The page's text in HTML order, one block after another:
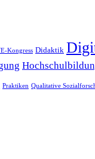
Kongress Didaktik
Praktiken Qualitative